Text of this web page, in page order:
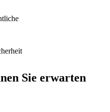
Sie erwarten